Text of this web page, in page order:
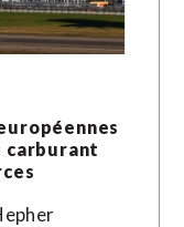
carburant